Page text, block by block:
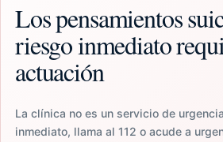
Los pensamientos
riesgo inmediato
actuación
La clínica no es un servicio de
inmediato, llama al 112 o acude a